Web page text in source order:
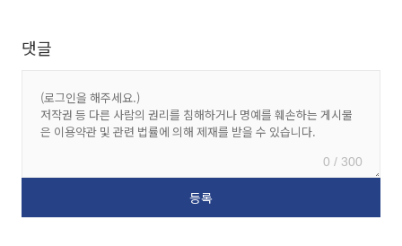
댓글
0 / 300